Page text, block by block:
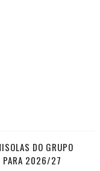
DO GRUPO
PARA 2026/27